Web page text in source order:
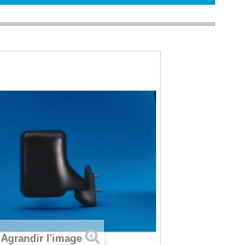
Agrandir l'image